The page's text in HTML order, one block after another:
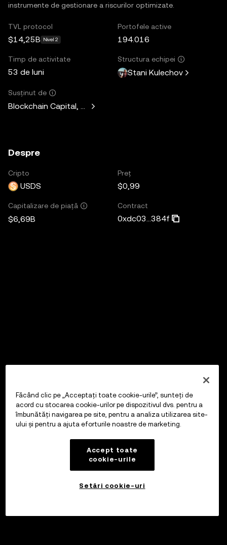
instrumente de gestionare a riscurilor optimizate.
TVL protocol
$14,25B Nivel 2
Portofele active
194.016
Timp de activitate
53 de luni
Structura echipei
Stani Kulechov
Susținut de
Blockchain Capital, Standard Crypto, Blockchain.com
Despre
Cripto
USDS
Preț
$0,99
Capitalizare de piață
$6,69B
Contract
0xdc03...384f
Făcând clic pe „Acceptați toate cookie-urile”, sunteți de
acord cu stocarea cookie-urilor pe dispozitivul dvs. pentru a
îmbunătăți navigarea pe site, pentru a analiza utilizarea site-
ului și pentru a ajuta eforturile noastre de marketing.
Accept toate
cookie-urile
Setări cookie-uri